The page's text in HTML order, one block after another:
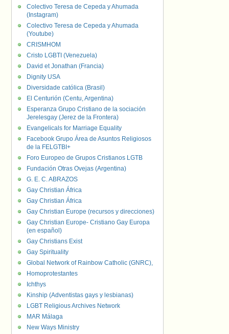
Colectivo Teresa de Cepeda y Ahumada
(Instagram)
Colectivo Teresa de Cepeda y Ahumada
(Youtube)
CRISMHOM
Cristo LGBTI (Venezuela)
David et Jonathan (Francia)
Dignity USA
Diversidade católica (Brasil)
El Centurión (Centu, Argentina)
Esperanza Grupo Cristiano de la sociación
Jerelesgay (Jerez de la Frontera)
Evangelicals for Marriage Equality
Facebook Grupo Área de Asuntos Religiosos
de la FELGTBI+
Foro Europeo de Grupos Cristianos LGTB
Fundación Otras Ovejas (Argentina)
G. E. C. ABRAZOS
Gay Christian África
Gay Christian África
Gay Christian Europe (recursos y direcciones)
Gay Christian Europe- Cristiano Gay Europa
(en español)
Gay Christians Exist
Gay Spirituality
Global Network of Rainbow Catholic (GNRC),
Homoprotestantes
Ichthys
Kinship (Adventistas gays y lesbianas)
LGBT Religious Archives Network
MAR Málaga
New Ways Ministry